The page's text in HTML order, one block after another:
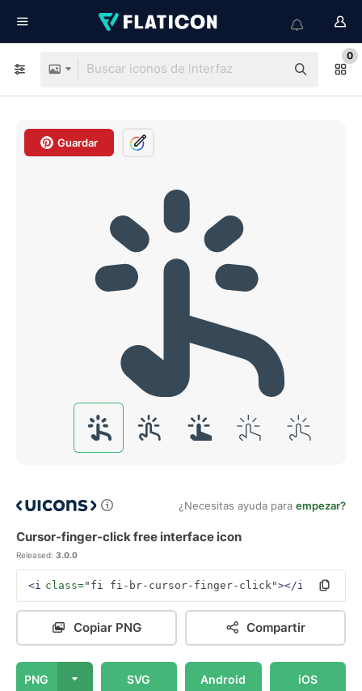
0
Guardar
¿Necesitas ayuda para empezar?
Cursor-finger-click free interface icon
Released: 3.0.0
<i class="fi fi-br-cursor-finger-click"></i>
Copiar PNG Compartir
PNG SVG Android iOS